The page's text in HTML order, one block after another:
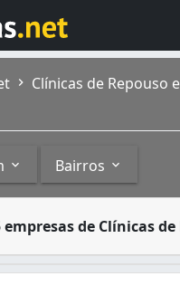
Clínicas de Repouso
Bairros
de Clínicas de
de Janeiro capital do